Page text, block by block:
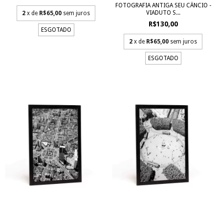
2 x de R$65,00 sem juros
ESGOTADO
FOTOGRAFIA ANTIGA SEU CÂNCIO -
VIADUTO S...
R$130,00
2 x de R$65,00 sem juros
ESGOTADO